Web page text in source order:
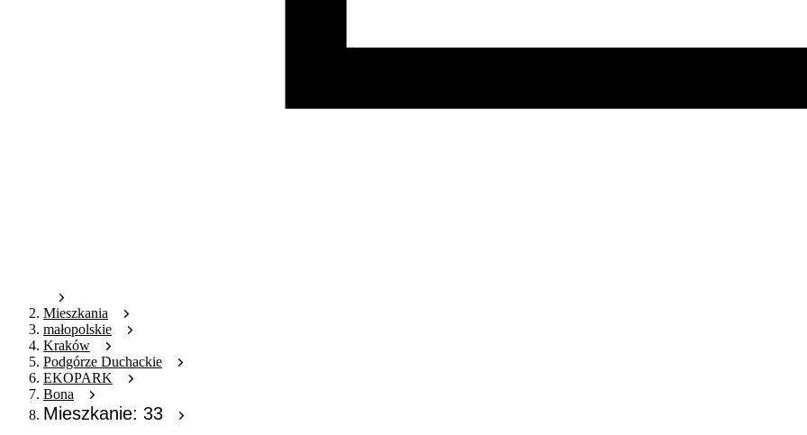
Mieszkania
małopolskie
Kraków
Podgórze Duchackie
EKOPARK
Bona
Mieszkanie: 33